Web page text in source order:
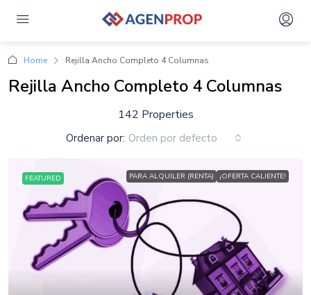
Home Rejilla Ancho Completo 4 Columnas
Rejilla Ancho Completo 4 Columnas
142 Properties
Ordenar por: Orden por defecto
FEATURED PARA ALQUILER (RENTA) ¡OFERTA CALIENTE!